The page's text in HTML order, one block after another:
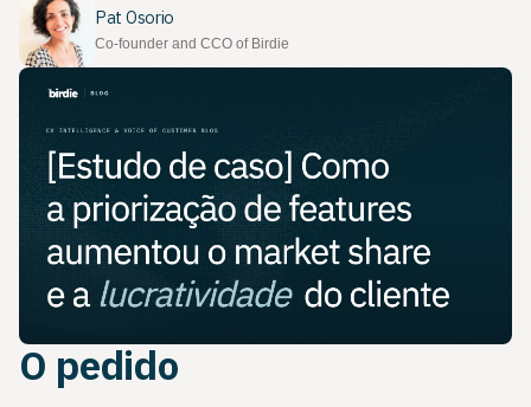
Pat Osorio
Co-founder and CCO of Birdie
O pedido